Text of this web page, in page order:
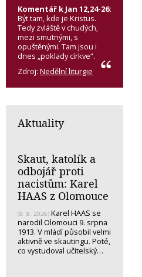
Komentář k Jan 12,24-26:
Být tam, kde je Kristus.
Tedy zvláště v chudých,
mezi smutnými, s
opuštěnými. Tam jsou i
dnes „poklady církve“.
Zdroj: Nedělní liturgie
Aktuality
Skaut, katolík a
odbojář proti
nacistům: Karel
HAAS z Olomouce
(9. 8. 2026) Karel HAAS se
narodil Olomouci 9. srpna
1913. V mládí působil velmi
aktivně ve skautingu. Poté,
co vystudoval učitelský…